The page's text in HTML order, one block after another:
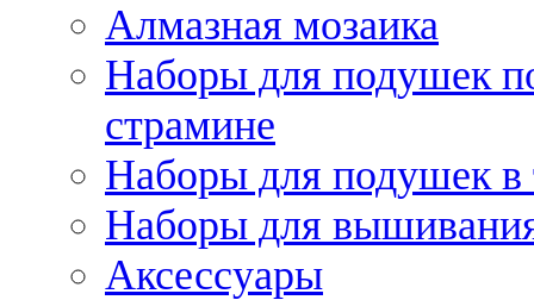
Алмазная мозаика
Наборы для подушек
страмине
Наборы для подушек в
Наборы для
Аксессуары